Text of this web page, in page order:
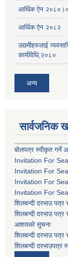
आर्थिक ऐन
आर्थिक ऐन २०८२
उद्यमीहरुलाई
कार्यविधि,२०८०
अन्य
सार्वजनिक
बोलपत्र स्वीकृत गर्ने
Invitation For
Invitation For
Invitation For
Invitation For
शिलबन्दी दरभाउ
शिलबन्दी दरभाउ
आशयको सुचना
शिलबन्दी दरभाउ
शिलबन्दी दरभाउपत्र